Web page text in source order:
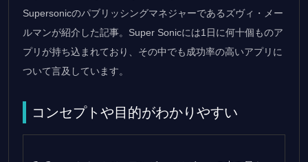
Supersonicのパブリッシングマネジャーであるズヴィ・メー
ルマンが紹介した記事。Super Sonicには1日に何十個ものア
プリが持ち込まれており、その中でも成功率の高いアプリに
ついて言及しています。
コンセプトや目的がわかりやすい